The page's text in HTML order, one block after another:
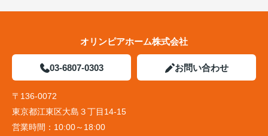
オリンピアホーム株式会社
03-6807-0303 お問い合わせ
〒136-0072
東京都江東区大島３丁目14-15
営業時間： 10:00～18:00